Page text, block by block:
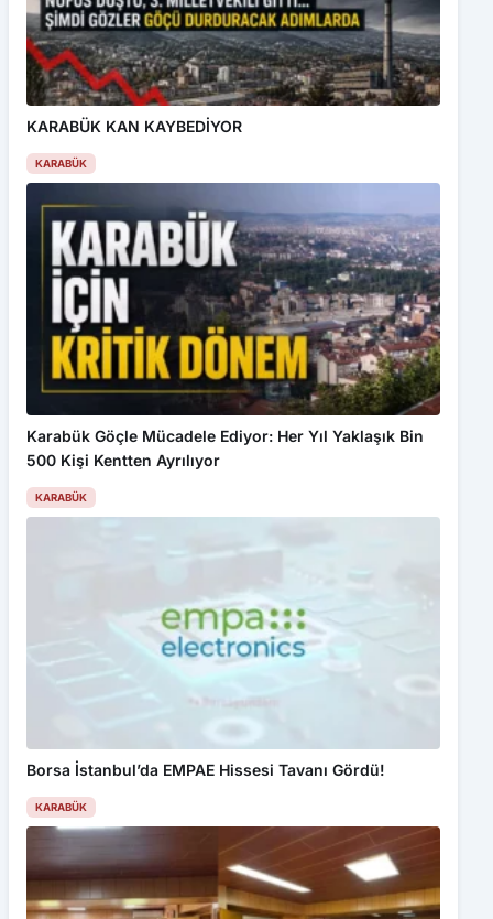
KARABÜK KAN KAYBEDİYOR
KARABÜK
Karabük Göçle Mücadele Ediyor: Her Yıl Yaklaşık Bin
500 Kişi Kentten Ayrılıyor
KARABÜK
Borsa İstanbul’da EMPAE Hissesi Tavanı Gördü!
KARABÜK